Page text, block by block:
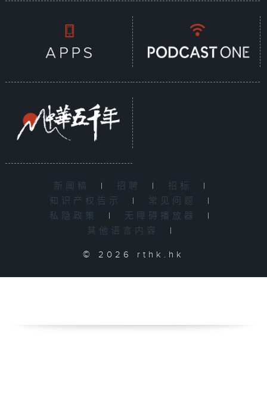
新闻稿 | 招聘 | 招标
|
知识产权告示
| 常见问题
|
私隐政策
| 无障碍播放器
|
其他语言内容
|
© 2026 rthk.hk